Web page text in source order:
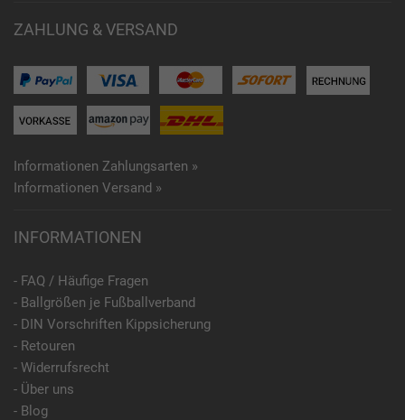
ZAHLUNG & VERSAND
Informationen Zahlungsarten »
Informationen Versand »
INFORMATIONEN
- FAQ / Häufige Fragen
- Ballgrößen je Fußballverband
- DIN Vorschriften Kippsicherung
- Retouren
- Widerrufsrecht
- Über uns
- Blog